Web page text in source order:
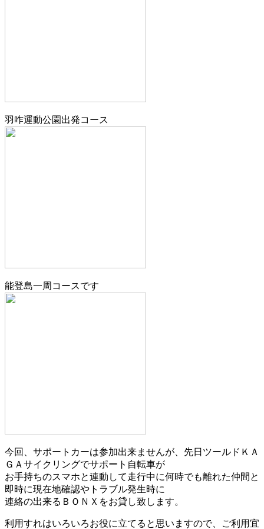
羽咋運動公園出発コース
能登島一周コースです
今回、サポートカーは参加出来ませんが、先日ツールドＫＡ
ＧＡサイクリングでサポート自転車が
お手持ちのスマホと連動して走行中に何時でも離れた仲間と
即時に現在地確認やトラブル発生時に
連絡の出来るＢＯＮＸをお貸し致します。
利用すれはいろいろお役に立てると思いますので、ご利用宜